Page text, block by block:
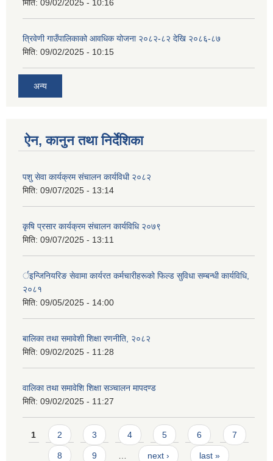
मिति: 09/02/2025 - 10:16
त्रिवेणी गाउँपालिकाको आवधिक योजना २०८२-८२ देखि २०८६-८७
मिति: 09/02/2025 - 10:15
अन्य
ऐन, कानुन तथा निर्देशिका
पशु सेवा कार्यक्रम संचालन कार्यविधी २०८२
मिति: 09/07/2025 - 13:14
कृषि प्रसार कार्यक्रम संचालन कार्यविधि २०७९
मिति: 09/07/2025 - 13:11
र्इन्जिनियरिङ सेवामा कार्यरत कर्मचारीहरूको फिल्ड सुविधा सम्बन्धी कार्यविधि,
२०८१
मिति: 09/05/2025 - 14:00
बालिका तथा समावेशी शिक्षा रणनीति, २०८२
मिति: 09/02/2025 - 11:28
वालिका तथा समावेशि शिक्षा सञ्चालन मापदण्ड
मिति: 09/02/2025 - 11:27
Pages
1 2 3 4 5 6 7
8 9 next › last »